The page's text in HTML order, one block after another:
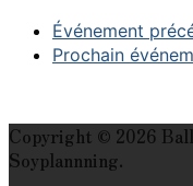
Événement
Prochain
Copyright © 2026
Soyplannning.